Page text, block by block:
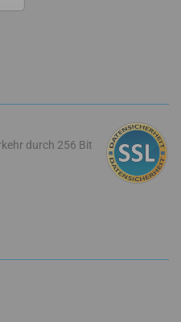
durch 256 Bit